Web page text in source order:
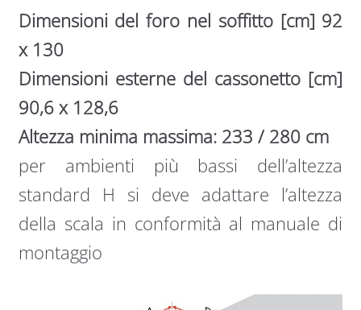
Dimensioni del foro nel soffitto [cm] 92
x 130
Dimensioni esterne del cassonetto [cm]
90,6 x 128,6
Altezza minima massima: 233 / 280 cm
per ambienti più bassi dell’altezza
standard H si deve adattare l’altezza
della scala in conformità al manuale di
montaggio